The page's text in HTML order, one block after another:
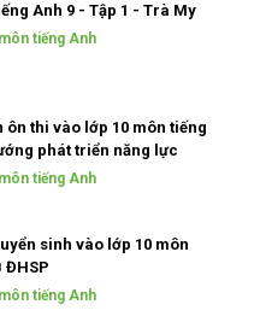
Anh 9 - Tập 1 - Trà My
tiếng Anh
ôn thi vào lớp 10 môn tiếng
phát triển năng lực
tiếng Anh
sinh vào lớp 10 môn
ĐHSP
tiếng Anh